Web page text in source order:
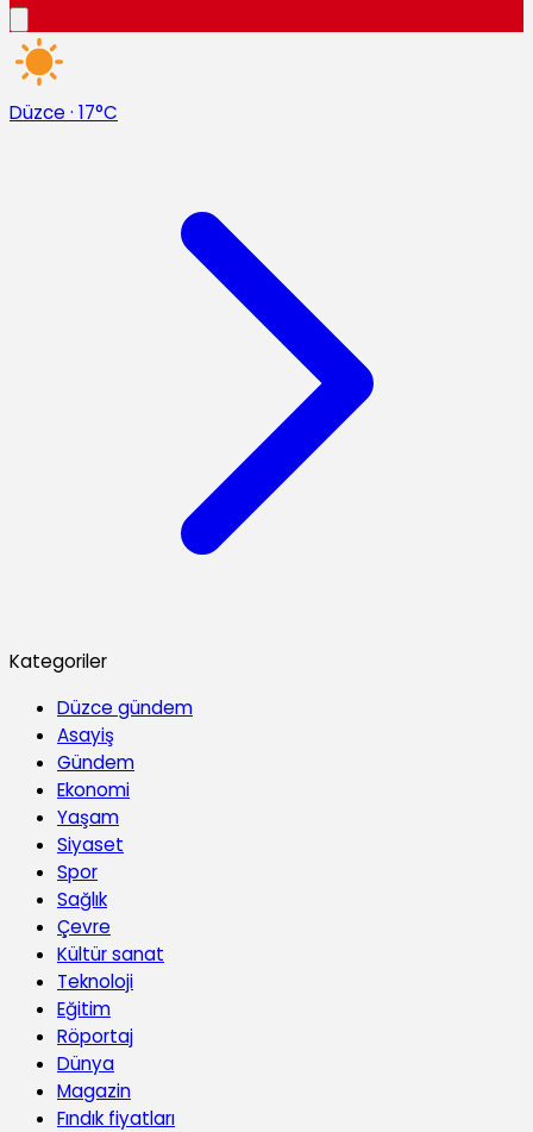
Düzce · 17°C
Kategoriler
Düzce gündem
Asayiş
Gündem
Ekonomi
Yaşam
Siyaset
Spor
Sağlık
Çevre
Kültür sanat
Teknoloji
Eğitim
Röportaj
Dünya
Magazin
Fındık fiyatları